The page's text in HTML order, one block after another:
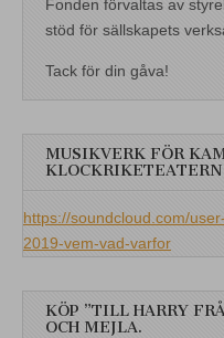
Fonden förvaltas av
stöd för sällskapets
Tack för din gåva!
MUSIKVERK FÖR
https://soundcloud.com/
2019-vem-vad-varfor
KÖP ”TILL HARRY
OCH MEJLA.